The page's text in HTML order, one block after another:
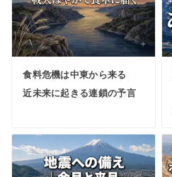
食料危機は中東から来る
近未来に起きる連鎖の予言